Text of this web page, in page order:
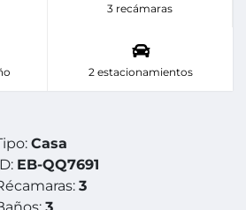
3 recámaras
2 estacionamientos
Casa
EB-QQ7691
3